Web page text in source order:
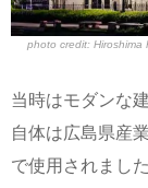
photo credit: Hiroshima
当時はモダンな
自体は広島県産
で使用されまし